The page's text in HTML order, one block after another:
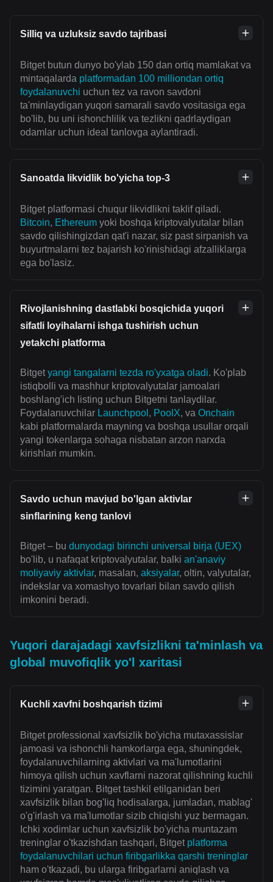
Silliq va uzluksiz savdo tajribasi
Bitget butun dunyo bo'ylab 150 dan ortiq mamlakat va
mintaqalarda platformadan 100 milliondan ortiq
foydalanuvchi uchun tez va ravon savdoni
ta'minlaydigan yuqori samarali savdo vositasiga ega
bo'lib, bu uni ishonchlilik va tezlikni qadrlaydigan
odamlar uchun ideal tanlovga aylantiradi.
Sanoatda likvidlik bo'yicha top-3
Bitget platformasi chuqur likvidlikni taklif qiladi.
Bitcoin, Ethereum yoki boshqa kriptovalyutalar bilan
savdo qilishingizdan qat'i nazar, siz past sirpanish va
buyurtmalarni tez bajarish ko'rinishidagi afzalliklarga
ega bo'lasiz.
Rivojlanishning dastlabki bosqichida yuqori
sifatli loyihalarni ishga tushirish uchun
yetakchi platforma
Bitget yangi tangalarni tezda ro'yxatga oladi. Ko'plab
istiqbolli va mashhur kriptovalyutalar jamoalari
boshlang'ich listing uchun Bitgetni tanlaydilar.
Foydalanuvchilar Launchpool , PoolX, va Onchain
kabi platformalarda mayning va boshqa usullar orqali
yangi tokenlarga sohaga nisbatan arzon narxda
kirishlari mumkin.
Savdo uchun mavjud bo'lgan aktivlar
sinflarining keng tanlovi
Bitget – bu dunyodagi birinchi universal birja (UEX)
bo'lib, u nafaqat kriptovalyutalar, balki an'anaviy
moliyaviy aktivlar, masalan, aksiyalar, oltin, valyutalar,
indekslar va xomashyo tovarlari bilan savdo qilish
imkonini beradi.
Yuqori darajadagi xavfsizlikni ta'minlash va
global muvofiqlik yo'l xaritasi
Kuchli xavfni boshqarish tizimi
Bitget professional xavfsizlik bo'yicha mutaxassislar
jamoasi va ishonchli hamkorlarga ega, shuningdek,
foydalanuvchilarning aktivlari va ma'lumotlarini
himoya qilish uchun xavflarni nazorat qilishning kuchli
tizimini yaratgan. Bitget tashkil etilganidan beri
xavfsizlik bilan bog'liq hodisalarga, jumladan, mablag'
o'g'irlash va ma'lumotlar sizib chiqishi yuz bermagan.
Ichki xodimlar uchun xavfsizlik bo'yicha muntazam
treninglar o'tkazishdan tashqari, Bitget platforma
foydalanuvchilari uchun firibgarlikka qarshi treninglar
ham o'tkazadi, bu ularga firibgarlarni aniqlash va